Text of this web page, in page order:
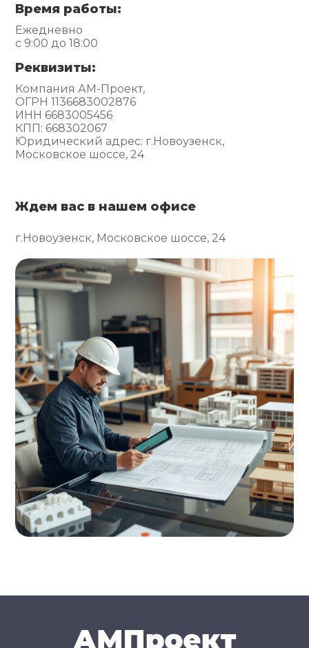
Время работы:
Ежедневно
с 9:00 до 18:00
Реквизиты:
Компания АМ-Проект,
ОГРН 1136683002876
ИНН 6683005456
КПП: 668302067
Юридический адрес: г.Новоузенск,
Московское шоссе, 24
Ждем вас в нашем офисе
г.Новоузенск, Московское шоссе, 24